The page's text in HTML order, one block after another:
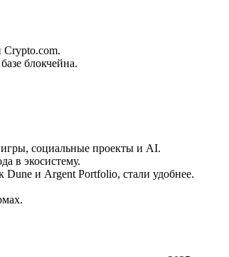
Crypto.com.
блокчейна.
социальные проекты и AI.
в экосистему.
и Argent Portfolio, стали удобнее.